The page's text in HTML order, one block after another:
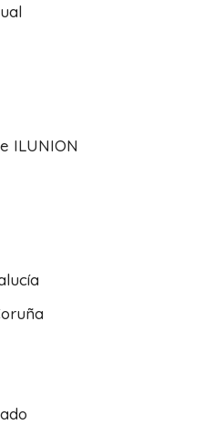
ILUNION